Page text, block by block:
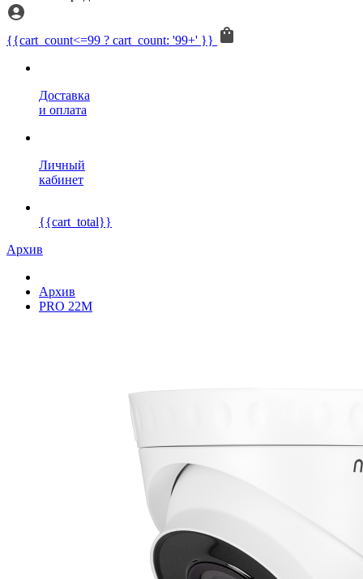
{{cart_count<=99 ? cart_count: '99+' }}
Доставка
и оплата
Личный
кабинет
{{cart_total}}
Архив
Архив
PRO 22M